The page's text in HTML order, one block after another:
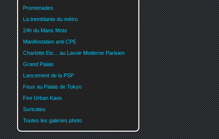
Promenades
La tremblante du métro
24h du Mans Moto
Manifestation anti CPE
Charlotte Etc... au Lavoir Moderne Parisien
Grand Palais
Lancement de la PSP
Feux au Palais de Tokyo
Fire Urban Kaos
Suricates
Toutes les galeries photo